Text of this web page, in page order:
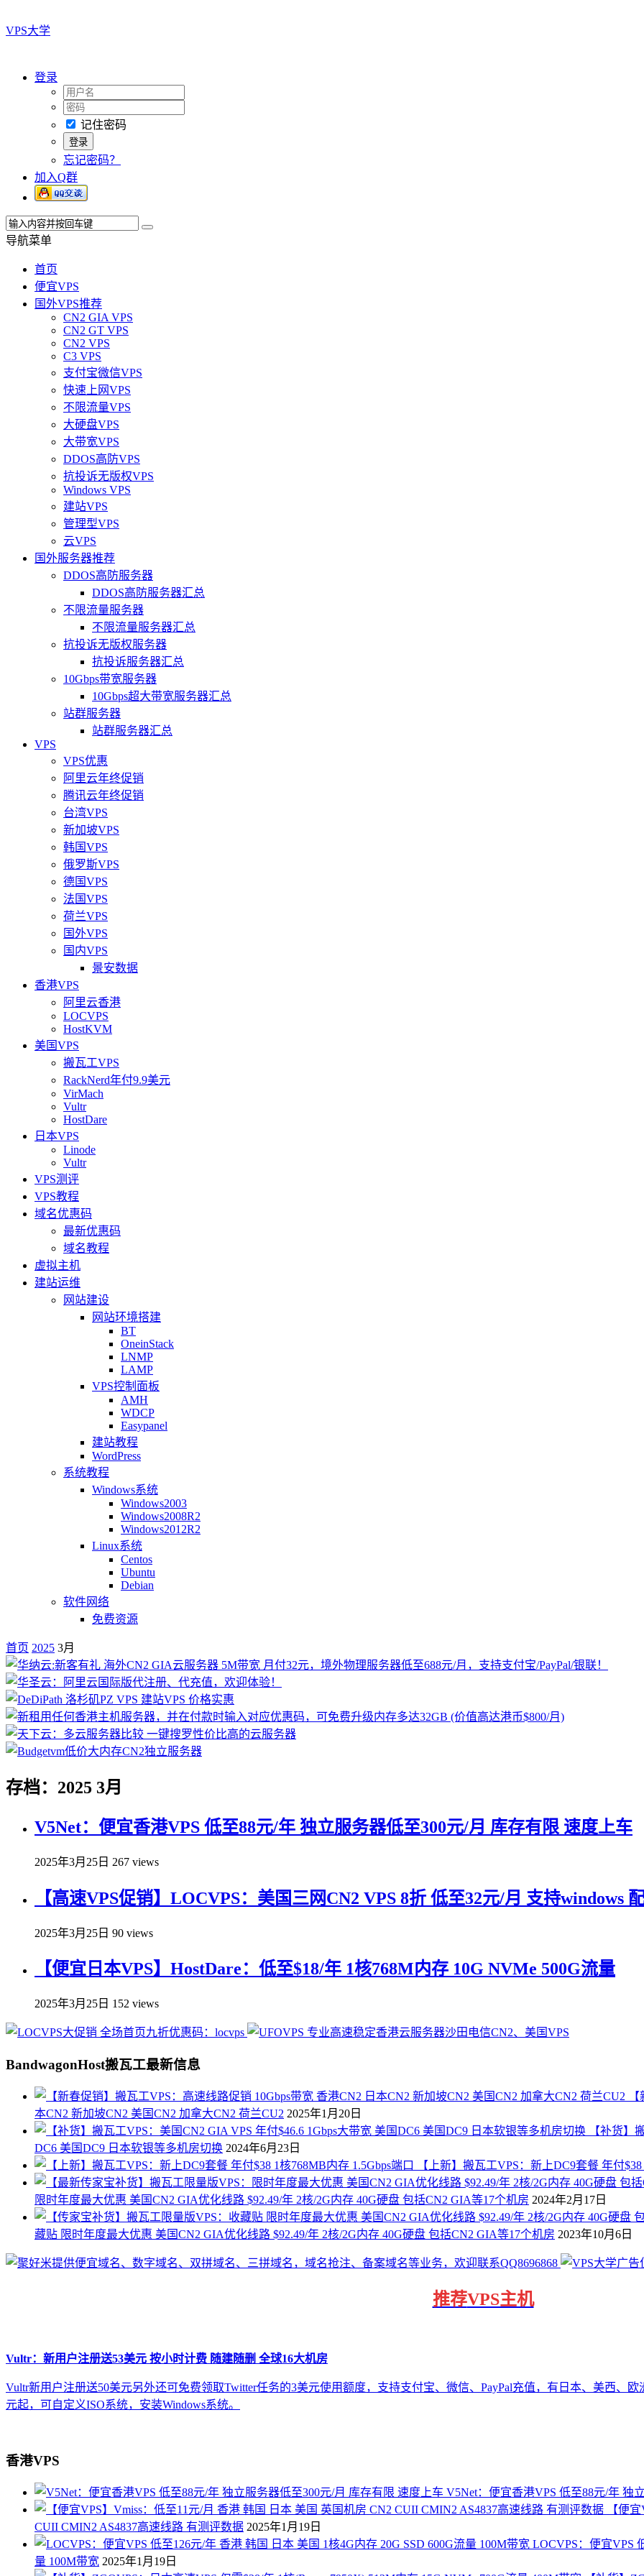
VPS大学
登录
记住密码
忘记密码？
加入Q群
导航菜单
首页
便宜VPS
国外VPS推荐
CN2 GIA VPS
CN2 GT VPS
CN2 VPS
C3 VPS
支付宝微信VPS
快速上网VPS
不限流量VPS
大硬盘VPS
大带宽VPS
DDOS高防VPS
抗投诉无版权VPS
Windows VPS
建站VPS
管理型VPS
云VPS
国外服务器推荐
DDOS高防服务器
DDOS高防服务器汇总
不限流量服务器
不限流量服务器汇总
抗投诉无版权服务器
抗投诉服务器汇总
10Gbps带宽服务器
10Gbps超大带宽服务器汇总
站群服务器
站群服务器汇总
VPS
VPS优惠
阿里云年终促销
腾讯云年终促销
台湾VPS
新加坡VPS
韩国VPS
俄罗斯VPS
德国VPS
法国VPS
荷兰VPS
国外VPS
国内VPS
景安数据
香港VPS
阿里云香港
LOCVPS
HostKVM
美国VPS
搬瓦工VPS
RackNerd年付9.9美元
VirMach
Vultr
HostDare
日本VPS
Linode
Vultr
VPS测评
VPS教程
域名优惠码
最新优惠码
域名教程
虚拟主机
建站运维
网站建设
网站环境搭建
BT
OneinStack
LNMP
LAMP
VPS控制面板
AMH
WDCP
Easypanel
建站教程
WordPress
系统教程
Windows系统
Windows2003
Windows2008R2
Windows2012R2
Linux系统
Centos
Ubuntu
Debian
软件网络
免费资源
首页 2025 3月
存档：2025 3月
V5Net：便宜香港VPS 低至88元/年 独立服务器低至300元/月 库存有限 速度上车
2025年3月25日 267 views
【高速VPS促销】LOCVPS：美国三网CN2 VPS 8折 低至32元/月 支持windows
2025年3月25日 90 views
【便宜日本VPS】HostDare：低至$18/年 1核768M内存 10G NVMe 500G流量
2025年3月25日 152 views
BandwagonHost搬瓦工最新信息
本CN2 新加坡CN2 美国CN2 加拿大CN2 荷兰CU2 2025年1月20日
【补货】
DC6 美国DC9 日本软银等多机房切换 2024年6月23日
【上新】搬瓦工VPS：新上DC9套餐 年付
限时年度最大优惠 美国CN2 GIA优化线路 $92.49/年 2核/2G内存 40G硬盘 包括CN2 GIA等17个机房 2024年2月17日
藏贴 限时年度最大优惠 美国CN2 GIA优化线路 $92.49/年 2核/2G内存 40G硬盘 包括CN2 GIA等17个机房 2023年10月6日
推荐VPS主机
Vultr：新用户注册送53美元 按小时计费 随建随删 全球16大机房
Vultr新用户注册送50美元另外还可免费领取Twitter任务的3美元使用额度，支持支付宝、微信、PayPal充值，有日本、美西、
元起，可自定义ISO系统，安装Windows系统。
香港VPS
V5Net：便宜香港VPS 低至88元/年 独
【便
CUII CMIN2 AS4837高速线路 有测评数据 2025年1月19日
LOCVPS：便宜VPS
量 100M带宽 2025年1月19日